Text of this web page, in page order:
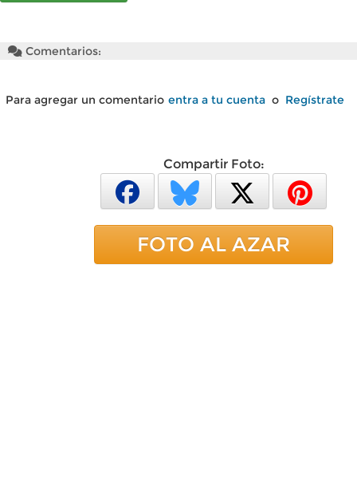
Comentarios:
Para agregar un comentario entra a tu cuenta o Regístrate
Compartir Foto:
FOTO AL AZAR